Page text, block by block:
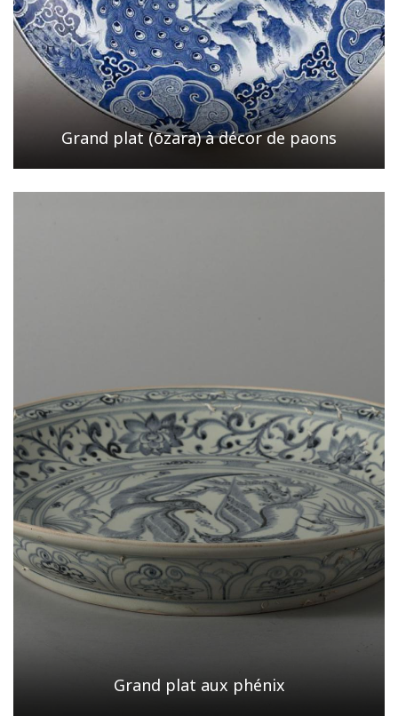
Grand plat (ōzara) à décor de paons
Grand plat aux phénix